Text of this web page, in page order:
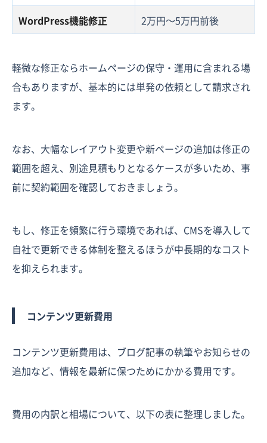
WordPress機能修正
2万円〜5万円前後
軽微な修正ならホームページの保守・運用に含まれる場
合もありますが、基本的には単発の依頼として請求され
ます。
なお、大幅なレイアウト変更や新ページの追加は修正の
範囲を超え、別途見積もりとなるケースが多いため、事
前に契約範囲を確認しておきましょう。
もし、修正を頻繁に行う環境であれば、CMSを導入して
自社で更新できる体制を整えるほうが中長期的なコスト
を抑えられます。
コンテンツ更新費用
コンテンツ更新費用は、ブログ記事の執筆やお知らせの
追加など、情報を最新に保つためにかかる費用です。
費用の内訳と相場について、以下の表に整理しました。